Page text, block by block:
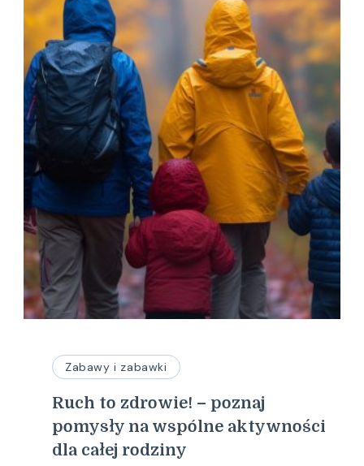
Zabawy i zabawki
Ruch to zdrowie! – poznaj
pomysły na wspólne aktywności
dla całej rodziny